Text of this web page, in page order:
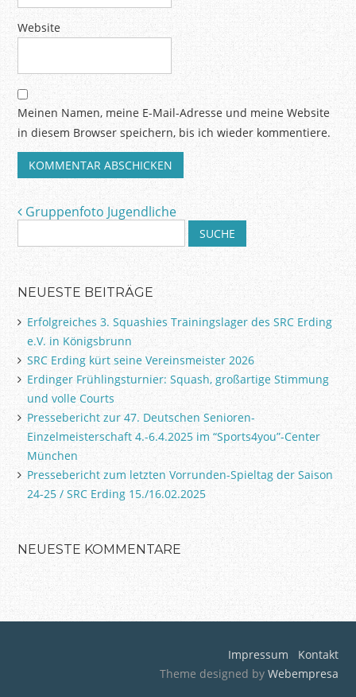
Website
Meinen Namen, meine E-Mail-Adresse und meine Website
in diesem Browser speichern, bis ich wieder kommentiere.
Artikel-Navigation
Gruppenfoto Jugendliche
u
e
a
h
:
NEUESTE BEITRÄGE
Erfolgreiches 3. Squashies Trainingslager des SRC Erding
e.V. in Königsbrunn
SRC Erding kürt seine Vereinsmeister 2026
Erdinger Frühlingsturnier: Squash, großartige Stimmung
und volle Courts
Pressebericht zur 47. Deutschen Senioren-
Einzelmeisterschaft 4.-6.4.2025 im “Sports4you”-Center
München
Pressebericht zum letzten Vorrunden-Spieltag der Saison
24-25 / SRC Erding 15./16.02.2025
NEUESTE KOMMENTARE
Impressum
Kontakt
Theme designed by Webempresa